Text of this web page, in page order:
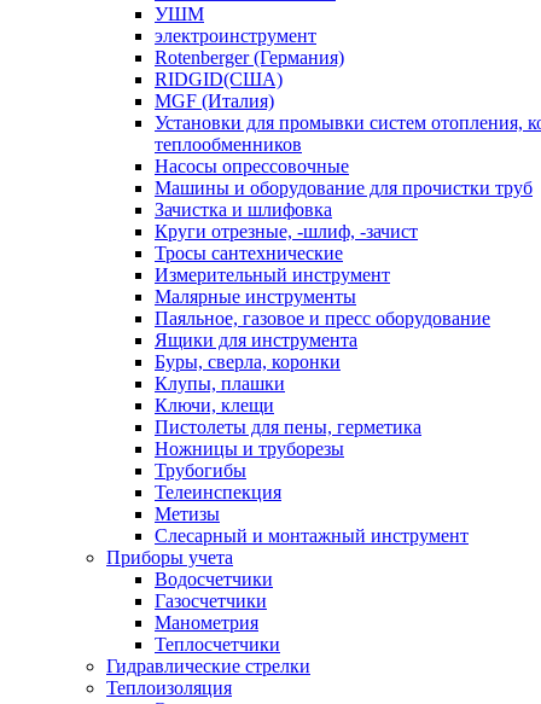
УШМ
электроинструмент
Rotenberger (Германия)
RIDGID(США)
MGF (Италия)
Установки для промывки систем отопления,
теплообменников
Насосы опрессовочные
Машины и оборудование для прочистки труб
Зачистка и шлифовка
Круги отрезные, -шлиф, -зачист
Тросы сантехнические
Измерительный инструмент
Малярные инструменты
Паяльное, газовое и пресс оборудование
Ящики для инструмента
Буры, сверла, коронки
Клупы, плашки
Ключи, клещи
Пистолеты для пены, герметика
Ножницы и труборезы
Трубогибы
Телеинспекция
Метизы
Слесарный и монтажный инструмент
Приборы учета
Водосчетчики
Газосчетчики
Манометрия
Теплосчетчики
Гидравлические стрелки
Теплоизоляция